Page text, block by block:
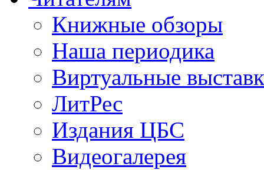
Книжные обзоры
Наша периодика
Виртуальные
ЛитРес
Издания ЦБС
Видеогалерея